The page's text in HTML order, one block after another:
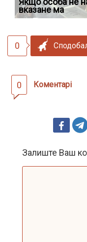
вказане ма
0
0 Коментарі
Залиште Ваш